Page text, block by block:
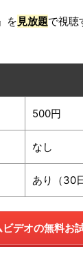
を見放題で視聴
500円
なし
あり（30
デオの無料お